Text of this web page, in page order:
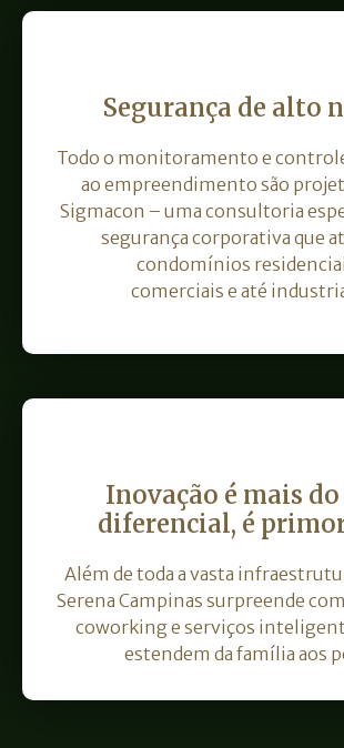
Segurança de alto
Todo o monitoramento e
ao empreendimento são
Sigmacon – uma consultoria
segurança corporativa que
condomínios
comerciais e até
Inovação é mais
diferencial, é
Além de toda a vasta
Serena Campinas surpreende
coworking e serviços
estendem da família aos